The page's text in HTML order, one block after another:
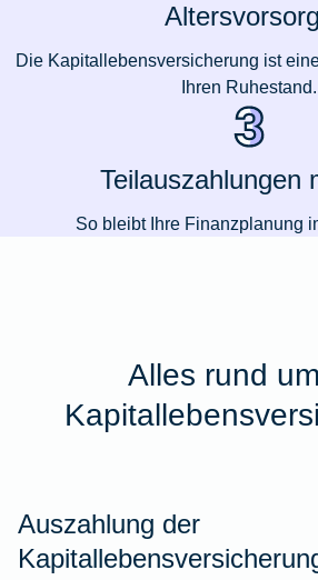
Die Kapitallebensversicherung ist
Ihren Ruhestand.
Teilauszahlungen
So bleibt Ihre Finanzplanung
Alles rund
Auszahlung der